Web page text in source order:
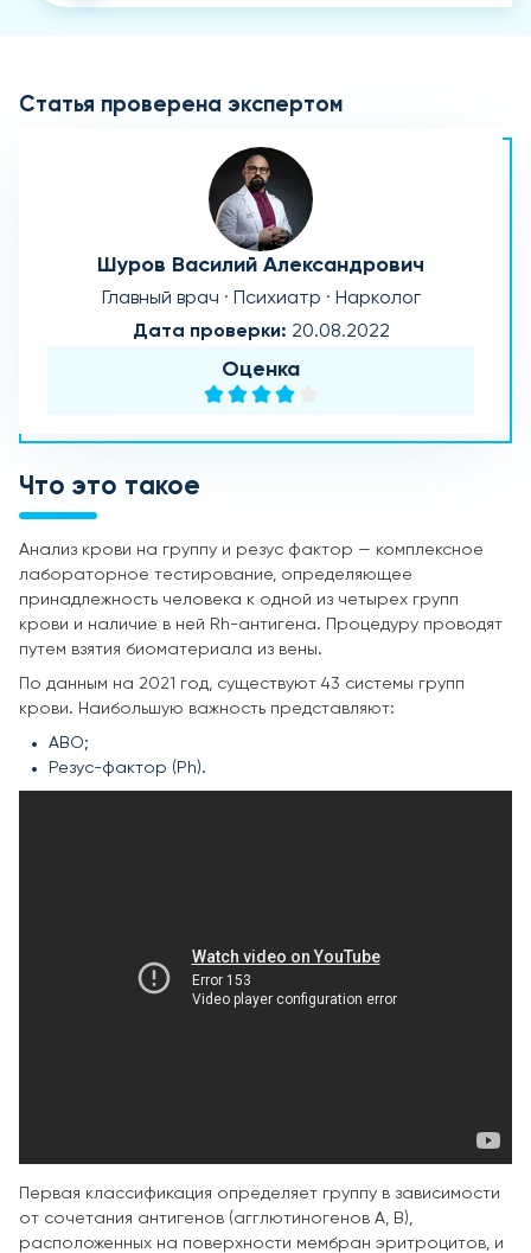
Статья проверена экспертом
Шуров Василий Александрович
Главный врач · Психиатр · Нарколог
Дата проверки: 20.08.2022
Оценка
Что это такое
Анализ крови на группу и резус фактор — комплексное
лабораторное тестирование, определяющее
принадлежность человека к одной из четырех групп
крови и наличие в ней Rh-антигена. Процедуру проводят
путем взятия биоматериала из вены.
По данным на 2021 год, существуют 43 системы групп
крови. Наибольшую важность представляют:
ABO;
Резус-фактор (Ph).
Первая классификация определяет группу в зависимости
от сочетания антигенов (агглютиногенов А, В),
расположенных на поверхности мембран эритроцитов, и